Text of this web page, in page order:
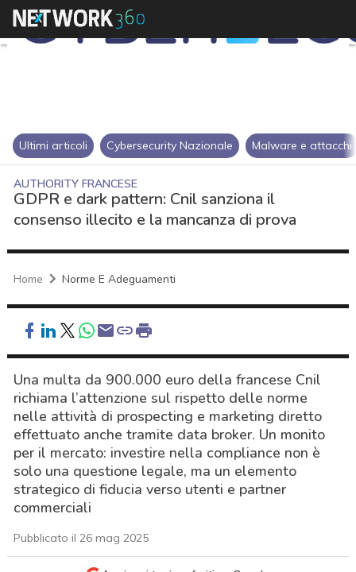
Ultimi articoli Cybersecurity Nazionale Malware e attacchi
AUTHORITY FRANCESE
GDPR e dark pattern: Cnil sanziona il
consenso illecito e la mancanza di prova
Home Norme E Adeguamenti
Una multa da 900.000 euro della francese Cnil
richiama l’attenzione sul rispetto delle norme
nelle attività di prospecting e marketing diretto
effettuato anche tramite data broker. Un monito
per il mercato: investire nella compliance non è
solo una questione legale, ma un elemento
strategico di fiducia verso utenti e partner
commerciali
Pubblicato il 26 mag 2025